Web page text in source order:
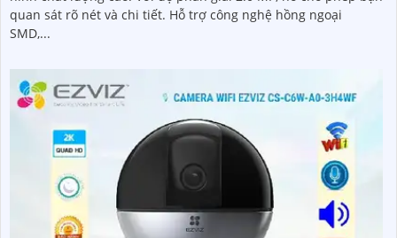
quan sát rõ nét và chi tiết. Hỗ trợ công nghệ hồng ngoại
SMD,...